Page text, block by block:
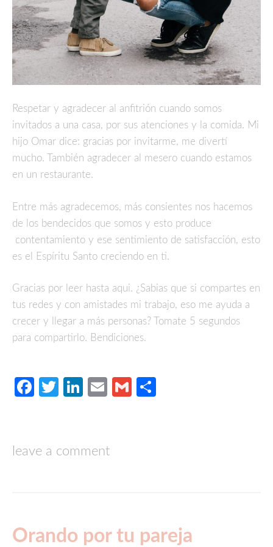
Respetar y agradecer al anfitrión cuando somos
invitados a una casa, por sus atenciones y la comida. Mi
hijo Omar dice: gracias por invitarme, me divertí
mucho. También agradecer al mesero cuando estamos
en un restaurante.
Entre más agradecemos, más consientes nos hacemos
de los bendecidos que somos y esto produce
contentamiento y ese sentimiento de satisfacción, esto
es el Espíritu Santo creciendo en ti.
Gracias por leer hasta aqui. ¿Sabias que si compartes en
tus redes y con amistades mi trabajo, eso me ayuda a
crecer y llegar a más personas? Tomate 5 segundos
para compartirlo. Bendiciones.
Facebook
TwitterLinkedIn
EmailGmail
leave a comment
Orando por tu pareja